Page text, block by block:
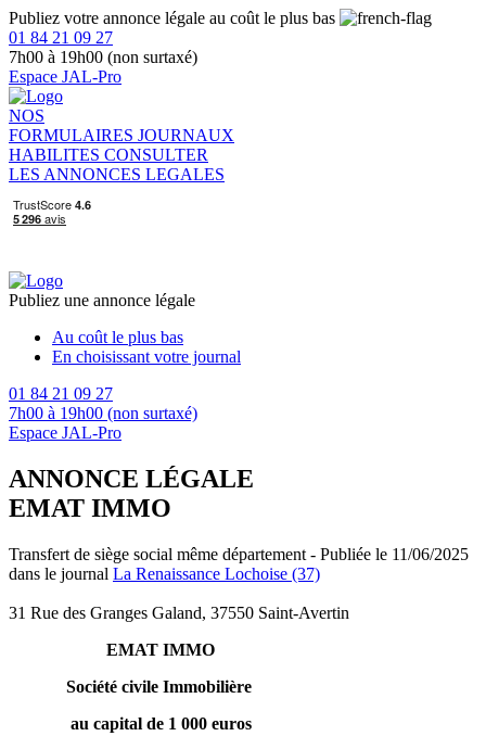
Publiez votre annonce légale au coût le plus bas
01 84 21 09 27
7h00 à 19h00 (non surtaxé)
Espace JAL-Pro
NOS
FORMULAIRES JOURNAUX
HABILITES CONSULTER
LES ANNONCES LEGALES
Publiez une annonce légale
Au coût le plus bas
En choisissant votre journal
01 84 21 09 27
7h00 à 19h00 (non surtaxé)
Espace JAL-Pro
ANNONCE LÉGALE
EMAT IMMO
Transfert de siège social même département - Publiée le 11/06/2025
dans le journal La Renaissance Lochoise (37)
31 Rue des Granges Galand, 37550 Saint-Avertin
EMAT IMMO
Société civile Immobilière
au capital de 1 000 euros